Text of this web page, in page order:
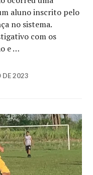
aluno inscrito pelo
no sistema.
com os
e …
DE 2023